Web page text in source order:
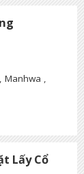
, Manhwa ,
Lấy Cổ